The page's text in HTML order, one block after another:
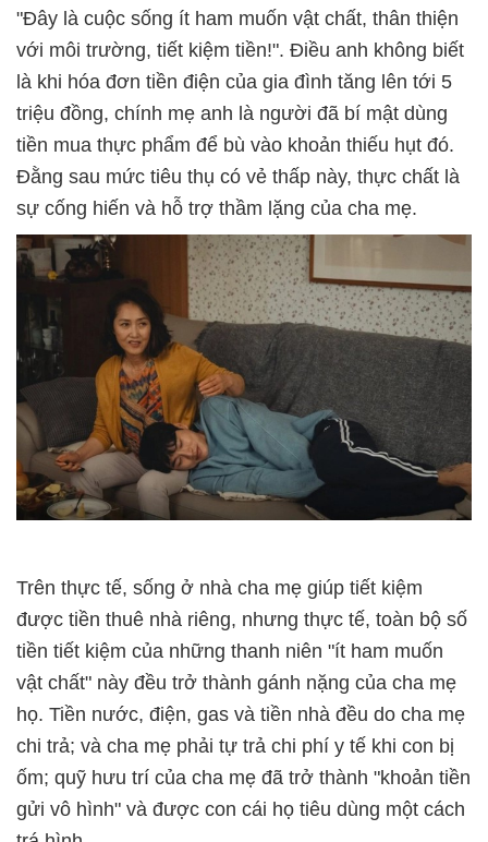
"Đây là cuộc sống ít ham muốn vật chất, thân thiện
với môi trường, tiết kiệm tiền!". Điều anh không biết
là khi hóa đơn tiền điện của gia đình tăng lên tới 5
triệu đồng, chính mẹ anh là người đã bí mật dùng
tiền mua thực phẩm để bù vào khoản thiếu hụt đó.
Đằng sau mức tiêu thụ có vẻ thấp này, thực chất là
sự cống hiến và hỗ trợ thầm lặng của cha mẹ.
Trên thực tế, sống ở nhà cha mẹ giúp tiết kiệm
được tiền thuê nhà riêng, nhưng thực tế, toàn bộ số
tiền tiết kiệm của những thanh niên "ít ham muốn
vật chất" này đều trở thành gánh nặng của cha mẹ
họ. Tiền nước, điện, gas và tiền nhà đều do cha mẹ
chi trả; và cha mẹ phải tự trả chi phí y tế khi con bị
ốm; quỹ hưu trí của cha mẹ đã trở thành "khoản tiền
gửi vô hình" và được con cái họ tiêu dùng một cách